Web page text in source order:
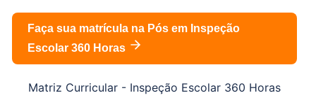
Faça sua matrícula na Pós em Inspeção
Escolar 360 Horas
Matriz Curricular - Inspeção Escolar 360 Horas